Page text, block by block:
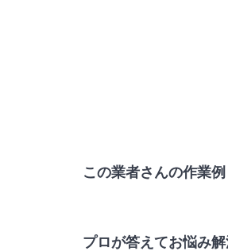
この業者さんの作業例
プロが答えてお悩み